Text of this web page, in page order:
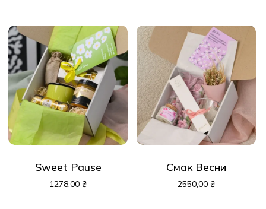
Sweet Pause
1278,00 ₴
Смак Весни
2550,00 ₴